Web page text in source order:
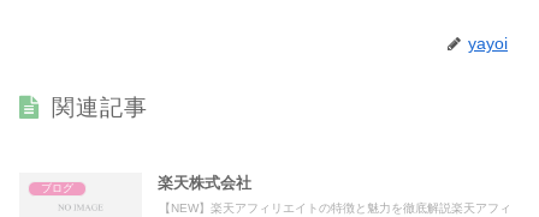
yayoi
関連記事
ブログ 楽天株式会社
【NEW】楽天アフィリエイトの特徴と魅力を徹底解説楽天アフィ